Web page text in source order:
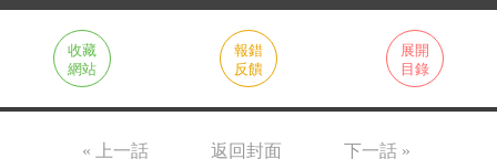
收藏
網站
報錯
反饋
展開
目錄
« 上一話 返回封面 下一話 »